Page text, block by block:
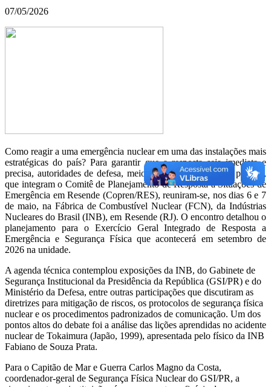
07/05/2026
Como reagir a uma emergência nuclear em uma das instalações mais
estratégicas do país? Para garantir que a resposta seja imediata e
precisa, autoridades de defesa, meio ambiente e segurança pública,
que integram o Comitê de Planejamento de Resposta a Situações de
Emergência em Resende (Copren/RES), reuniram-se, nos dias 6 e 7
de maio, na Fábrica de Combustível Nuclear (FCN), da Indústrias
Nucleares do Brasil (INB), em Resende (RJ). O encontro detalhou o
planejamento para o Exercício Geral Integrado de Resposta a
Emergência e Segurança Física que acontecerá em setembro de
2026 na unidade.
A agenda técnica contemplou exposições da INB, do Gabinete de
Segurança Institucional da Presidência da República (GSI/PR) e do
Ministério da Defesa, entre outras participações que discutiram as
diretrizes para mitigação de riscos, os protocolos de segurança física
nuclear e os procedimentos padronizados de comunicação. Um dos
pontos altos do debate foi a análise das lições aprendidas no acidente
nuclear de Tokaimura (Japão, 1999), apresentada pelo físico da INB
Fabiano de Souza Prata.
Para o Capitão de Mar e Guerra Carlos Magno da Costa,
coordenador-geral de Segurança Física Nuclear do GSI/PR, a